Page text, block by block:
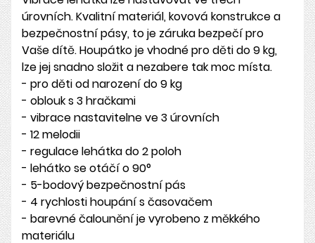
úrovních. Kvalitní materiál, kovová konstrukce a
bezpečnostní pásy, to je záruka bezpečí pro
Vaše dítě. Houpátko je vhodné pro děti do 9 kg,
lze jej snadno složit a nezabere tak moc místa.
- pro děti od narození do 9 kg
- oblouk s 3 hračkami
- vibrace nastavitelne ve 3 úrovních
- 12 melodii
- regulace lehátka do 2 poloh
- lehátko se otáčí o 90°
- 5-bodový bezpečnostní pás
- 4 rychlosti houpání s časovačem
- barevné čalounění je vyrobeno z měkkého
materiálu